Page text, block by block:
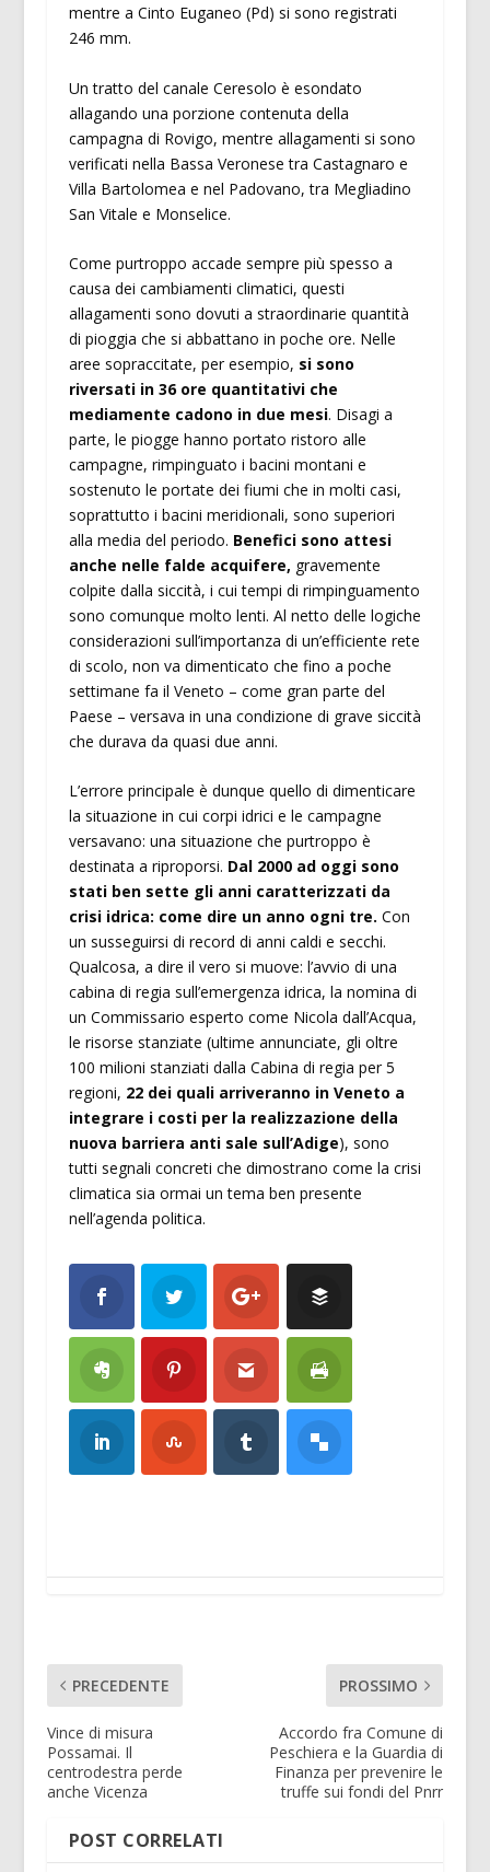
mentre a Cinto Euganeo (Pd) si sono registrati
246 mm.
Un tratto del canale Ceresolo è esondato
allagando una porzione contenuta della
campagna di Rovigo, mentre allagamenti si sono
verificati nella Bassa Veronese tra Castagnaro e
Villa Bartolomea e nel Padovano, tra Megliadino
San Vitale e Monselice.
Come purtroppo accade sempre più spesso a
causa dei cambiamenti climatici, questi
allagamenti sono dovuti a straordinarie quantità
di pioggia che si abbattano in poche ore. Nelle
aree sopraccitate, per esempio, si sono
riversati in 36 ore quantitativi che
mediamente cadono in due mesi. Disagi a
parte, le piogge hanno portato ristoro alle
campagne, rimpinguato i bacini montani e
sostenuto le portate dei fiumi che in molti casi,
soprattutto i bacini meridionali, sono superiori
alla media del periodo. Benefici sono attesi
anche nelle falde acquifere, gravemente
colpite dalla siccità, i cui tempi di rimpinguamento
sono comunque molto lenti. Al netto delle logiche
considerazioni sull’importanza di un’efficiente rete
di scolo, non va dimenticato che fino a poche
settimane fa il Veneto – come gran parte del
Paese – versava in una condizione di grave siccità
che durava da quasi due anni.
L’errore principale è dunque quello di dimenticare
la situazione in cui corpi idrici e le campagne
versavano: una situazione che purtroppo è
destinata a riproporsi. Dal 2000 ad oggi sono
stati ben sette gli anni caratterizzati da
crisi idrica: come dire un anno ogni tre. Con
un susseguirsi di record di anni caldi e secchi.
Qualcosa, a dire il vero si muove: l’avvio di una
cabina di regia sull’emergenza idrica, la nomina di
un Commissario esperto come Nicola dall’Acqua,
le risorse stanziate (ultime annunciate, gli oltre
100 milioni stanziati dalla Cabina di regia per 5
regioni, 22 dei quali arriveranno in Veneto a
integrare i costi per la realizzazione della
nuova barriera anti sale sull’Adige), sono
tutti segnali concreti che dimostrano come la crisi
climatica sia ormai un tema ben presente
nell’agenda politica.
PRECEDENTE
Vince di misura
Possamai. Il
centrodestra perde
anche Vicenza
PROSSIMO
Accordo fra Comune di
Peschiera e la Guardia di
Finanza per prevenire le
truffe sui fondi del Pnrr
POST CORRELATI